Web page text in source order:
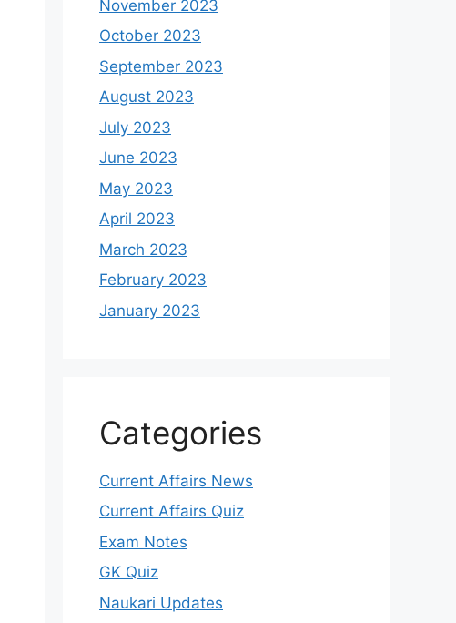
November 2023
October 2023
September 2023
August 2023
July 2023
June 2023
May 2023
April 2023
March 2023
February 2023
January 2023
Categories
Current Affairs News
Current Affairs Quiz
Exam Notes
GK Quiz
Naukari Updates